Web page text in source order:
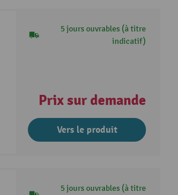
5 jours ouvrables (à titre
indicatif)
Prix sur demande
Vers le produit
5 jours ouvrables (à titre